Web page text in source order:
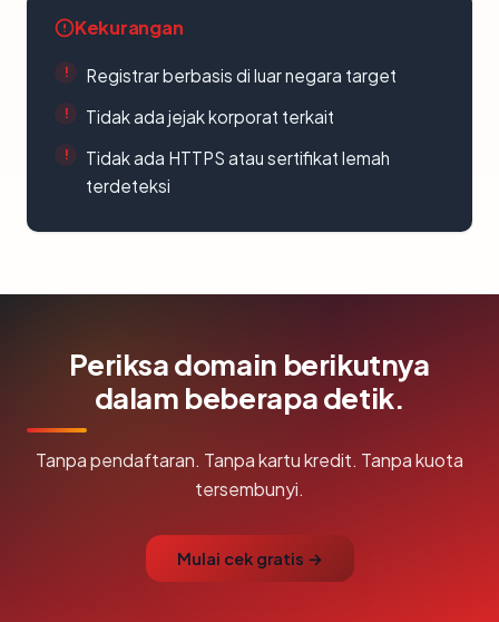
Kekurangan
Registrar berbasis di luar negara target
Tidak ada jejak korporat terkait
Tidak ada HTTPS atau sertifikat lemah
terdeteksi
Periksa domain berikutnya
dalam beberapa detik.
Tanpa pendaftaran. Tanpa kartu kredit. Tanpa kuota
tersembunyi.
Mulai cek gratis →